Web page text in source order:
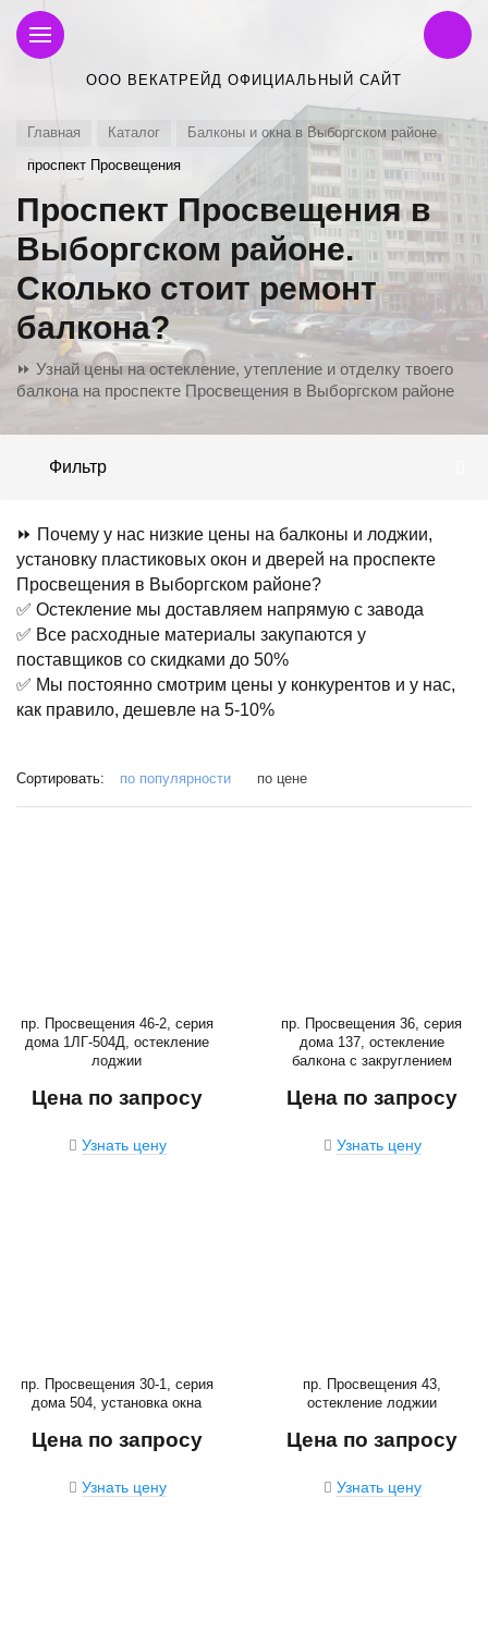
ООО ВЕКАТРЕЙД ОФИЦИАЛЬНЫЙ САЙТ
Главная Каталог
Балконы и окна в Выборгском районе
проспект Просвещения
Проспект Просвещения в
Выборгском районе.
Сколько стоит ремонт
балкона?
⏩ Узнай цены на остекление, утепление и отделку твоего
балкона на проспекте Просвещения в Выборгском районе
Фильтр
⏩ Почему у нас низкие цены на балконы и лоджии,
установку пластиковых окон и дверей на проспекте
Просвещения в Выборгском районе?
✅ Остекление мы доставляем напрямую с завода
✅ Все расходные материалы закупаются у
поставщиков со скидками до 50%
✅ Мы постоянно смотрим цены у конкурентов и у нас,
как правило, дешевле на 5-10%
Сортировать: по популярности по цене
пр. Просвещения 46-2, серия
дома 1ЛГ-504Д, остекление
лоджии
Цена по запросу
Узнать цену
пр. Просвещения 36, серия
дома 137, остекление
балкона с закруглением
Цена по запросу
Узнать цену
пр. Просвещения 30-1, серия
дома 504, установка окна
Цена по запросу
Узнать цену
пр. Просвещения 43,
остекление лоджии
Цена по запросу
Узнать цену